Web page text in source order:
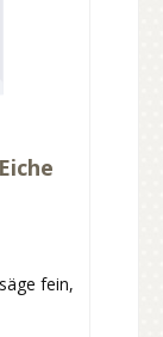
fein,